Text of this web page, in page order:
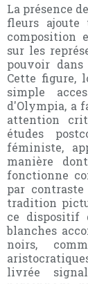
La présence
fleurs ajoute
composition
sur les
pouvoir
Cette figure,
simple
d'Olympia, a
attention
études
féministe,
manière
fonctionne
par
tradition
ce dispositif
blanches
noirs,
livrée